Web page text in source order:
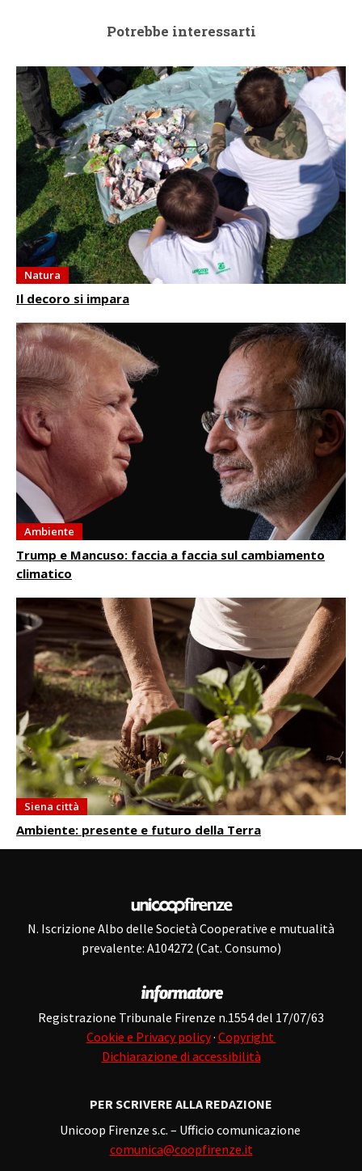
Potrebbe interessarti
Natura
Il decoro si impara
Ambiente
Trump e Mancuso: faccia a faccia sul cambiamento
climatico
Siena città
Ambiente: presente e futuro della Terra
N. Iscrizione Albo delle Società Cooperative e mutualità
prevalente: A104272 (Cat. Consumo)
Registrazione Tribunale Firenze n.1554 del 17/07/63
Cookie e Privacy policy· Copyright
Dichiarazione di accessibilità
PER SCRIVERE ALLA REDAZIONE
Unicoop Firenze s.c. – Ufficio comunicazione
comunica@coopfirenze.it